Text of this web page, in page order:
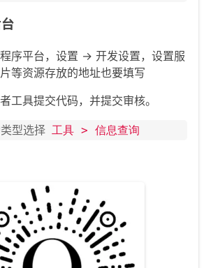
序平台，设置 -> 开发设置，设置服
等资源存放的地址也要填写
工具提交代码，并提交审核。
型选择 工具 > 信息查询